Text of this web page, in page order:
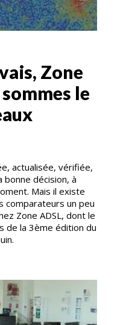
Zone
le
actualisée, vérifiée,
décision, à
Mais il existe
comparateurs un peu
Zone ADSL, dont le
de la 3ème édition du